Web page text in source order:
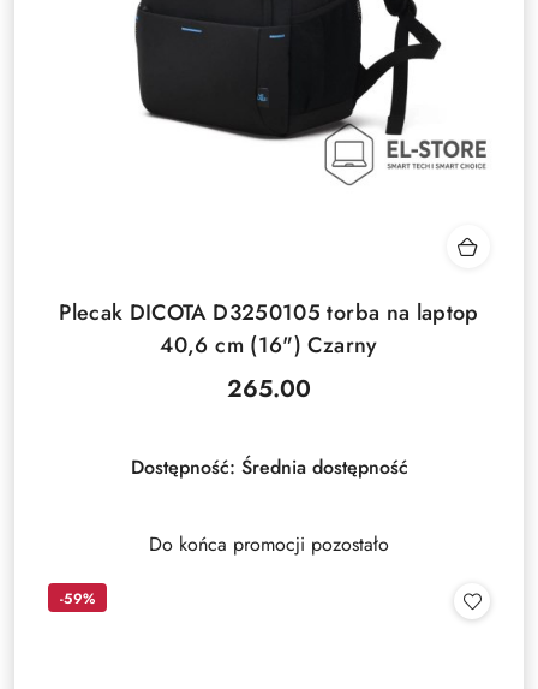
Plecak DICOTA D3250105 torba na laptop
40,6 cm (16") Czarny
Cena:
265.00
Dostępność: Średnia dostępność
Do końca promocji pozostało
-59%